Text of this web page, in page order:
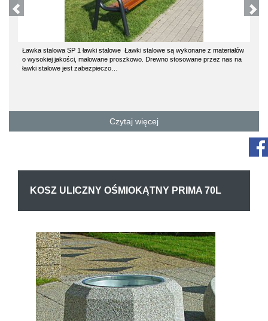
Ławka stalowa SP 1 ławki stalowe Ławki stalowe są wykonane z materiałów
o wysokiej jakości, malowane proszkowo. Drewno stosowane przez nas na
ławki stalowe jest zabezpieczo…
Czytaj więcej
KOSZ ULICZNY OŚMIOKĄTNY PRIMA 70L